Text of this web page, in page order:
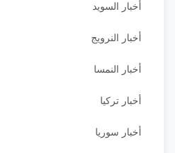
أخبار السويد
أخبار النرويج
أخبار النمسا
أخبار تركيا
أخبار سوريا